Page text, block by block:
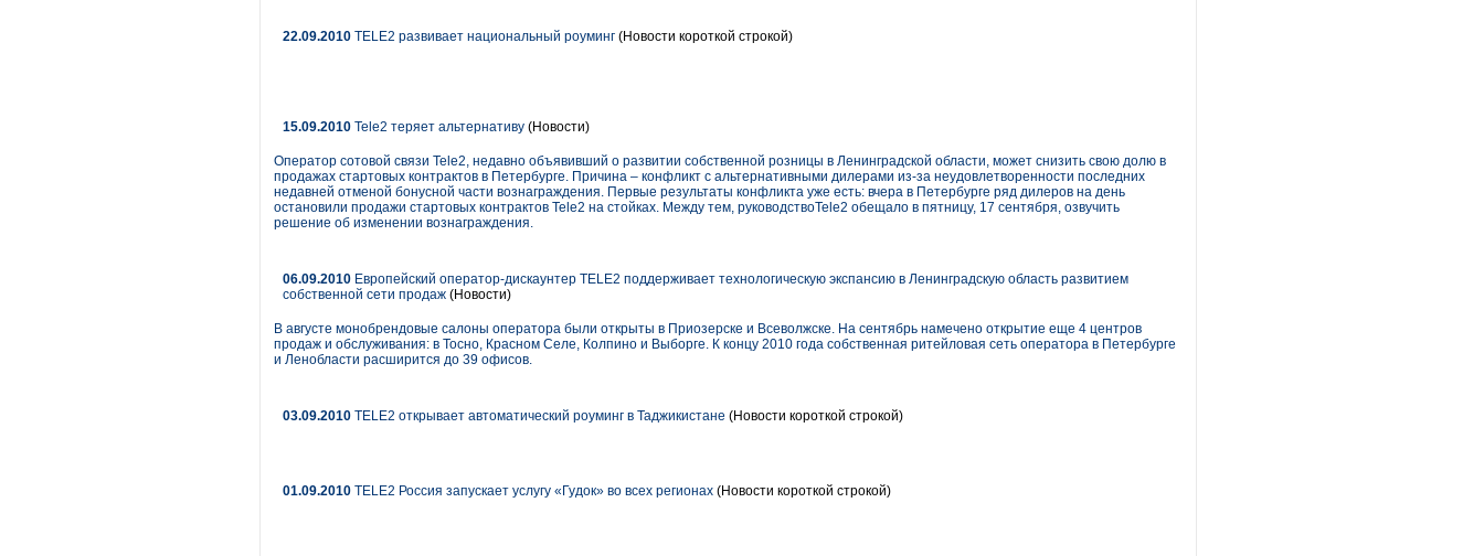
22.09.2010 TELE2 развивает национальный роуминг (Новости короткой строкой)
15.09.2010 Tele2 теряет альтернативу (Новости)
Оператор сотовой связи Tele2, недавно объявивший о развитии собственной розницы в Ленинградской области, может снизить свою долю в
продажах стартовых контрактов в Петербурге. Причина – конфликт с альтернативными дилерами из-за неудовлетворенности последних
недавней отменой бонусной части вознаграждения. Первые результаты конфликта уже есть: вчера в Петербурге ряд дилеров на день
остановили продажи стартовых контрактов Tele2 на стойках. Между тем, руководствоTele2 обещало в пятницу, 17 сентября, озвучить
решение об изменении вознаграждения.
06.09.2010 Европейский оператор-дискаунтер TELE2 поддерживает технологическую экспансию в Ленинградскую область развитием
собственной сети продаж (Новости)
В августе монобрендовые салоны оператора были открыты в Приозерске и Всеволжске. На сентябрь намечено открытие еще 4 центров
продаж и обслуживания: в Тосно, Красном Селе, Колпино и Выборге. К концу 2010 года собственная ритейловая сеть оператора в Петербурге
и Ленобласти расширится до 39 офисов.
03.09.2010 TELE2 открывает автоматический роуминг в Таджикистане (Новости короткой строкой)
01.09.2010 TELE2 Россия запускает услугу «Гудок» во всех регионах (Новости короткой строкой)